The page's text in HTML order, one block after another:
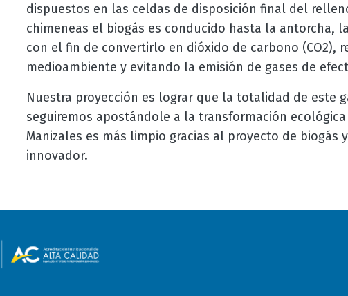
dispuestos en las celdas de disposición final del
chimeneas el biogás es conducido hasta la antorcha,
con el fin de convertirlo en dióxido de carbono (CO2),
medioambiente y evitando la emisión de gases de
Nuestra proyección es lograr que la totalidad de este
seguiremos apostándole a la transformación
Manizales es más limpio gracias al proyecto de
innovador.